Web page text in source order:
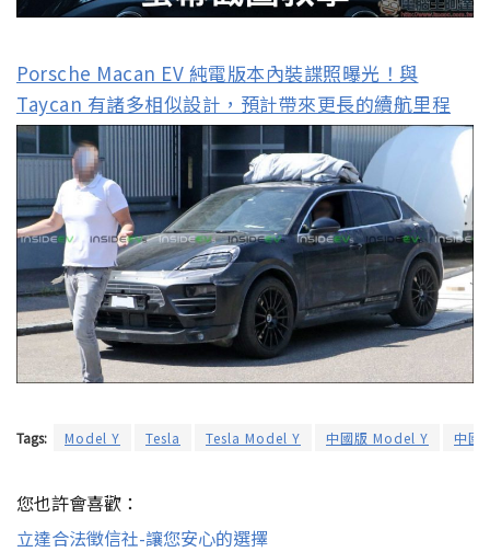
Porsche Macan EV 純電版本內裝諜照曝光！與
Taycan 有諸多相似設計，預計帶來更長的續航里程
Tags: Model Y Tesla Tesla Model Y 中國版 Model Y 中國
您也許會喜歡：
立達合法徵信社-讓您安心的選擇